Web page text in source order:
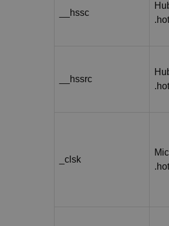
__hssc
__hssrc
_clsk